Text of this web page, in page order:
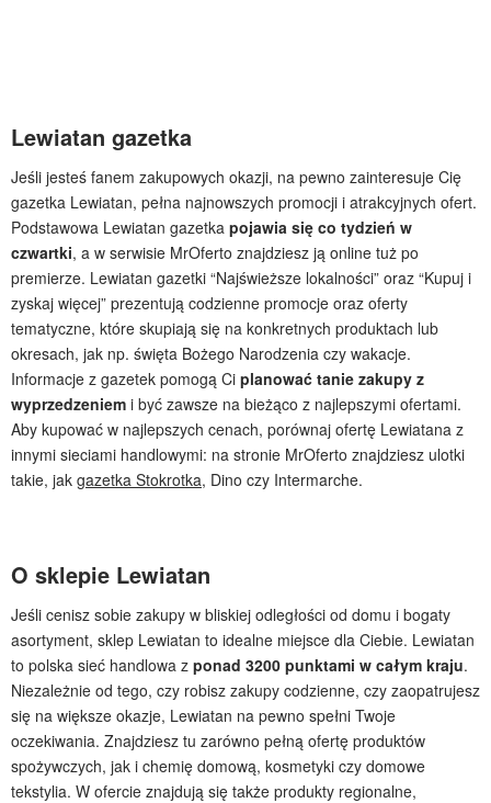
Lewiatan gazetka
Jeśli jesteś fanem zakupowych okazji, na pewno zainteresuje Cię
gazetka Lewiatan, pełna najnowszych promocji i atrakcyjnych ofert.
Podstawowa Lewiatan gazetka pojawia się co tydzień w
czwartki, a w serwisie MrOferto znajdziesz ją online tuż po
premierze. Lewiatan gazetki “Najświeższe lokalności” oraz “Kupuj i
zyskaj więcej” prezentują codzienne promocje oraz oferty
tematyczne, które skupiają się na konkretnych produktach lub
okresach, jak np. święta Bożego Narodzenia czy wakacje.
Informacje z gazetek pomogą Ci planować tanie zakupy z
wyprzedzeniem i być zawsze na bieżąco z najlepszymi ofertami.
Aby kupować w najlepszych cenach, porównaj ofertę Lewiatana z
innymi sieciami handlowymi: na stronie MrOferto znajdziesz ulotki
takie, jak gazetka Stokrotka, Dino czy Intermarche.
O sklepie Lewiatan
Jeśli cenisz sobie zakupy w bliskiej odległości od domu i bogaty
asortyment, sklep Lewiatan to idealne miejsce dla Ciebie. Lewiatan
to polska sieć handlowa z ponad 3200 punktami w całym kraju.
Niezależnie od tego, czy robisz zakupy codzienne, czy zaopatrujesz
się na większe okazje, Lewiatan na pewno spełni Twoje
oczekiwania. Znajdziesz tu zarówno pełną ofertę produktów
spożywczych, jak i chemię domową, kosmetyki czy domowe
tekstylia. W ofercie znajdują się także produkty regionalne,